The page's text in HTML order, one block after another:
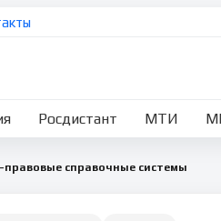
Росдистант МТИ
справочные системы